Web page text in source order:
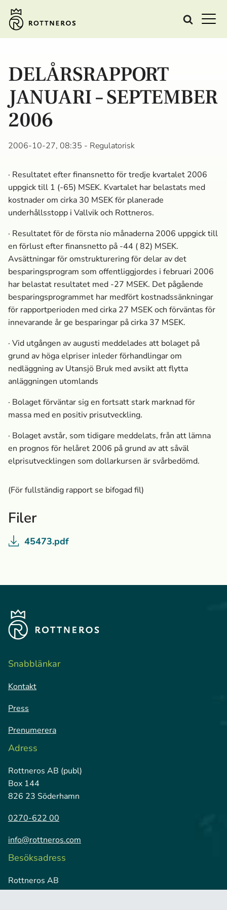
DELÅRSRAPPORT
JANUARI – SEPTEMBER
2006
2006-10-27, 08:35 - Regulatorisk
· Resultatet efter finansnetto för tredje kvartalet 2006
uppgick till 1 (-65) MSEK. Kvartalet har belastats med
kostnader om cirka 30 MSEK för planerade
underhållsstopp i Vallvik och Rottneros.
· Resultatet för de första nio månaderna 2006 uppgick till
en förlust efter finansnetto på -44 ( 82) MSEK.
Avsättningar för omstrukturering för delar av det
besparingsprogram som offentliggjordes i februari 2006
har belastat resultatet med -27 MSEK. Det pågående
besparingsprogrammet har medfört kostnadssänkningar
för rapportperioden med cirka 27 MSEK och förväntas för
innevarande år ge besparingar på cirka 37 MSEK.
· Vid utgången av augusti meddelades att bolaget på
grund av höga elpriser inleder förhandlingar om
nedläggning av Utansjö Bruk med avsikt att flytta
anläggningen utomlands
· Bolaget förväntar sig en fortsatt stark marknad för
massa­ med en positiv prisutveckling.
· Bolaget avstår, som tidigare meddelats, från att lämna
en prognos för helåret 2006 på grund av att såväl
elprisutvecklingen som dollarkursen är svårbedömd.
(För fullständig rapport se bifogad fil)
Filer
45473.pdf
Snabblänkar
Kontakt
Press
Prenumerera
Adress
Rottneros AB (publ)
Box 144
826 23 Söderhamn
0270-622 00
info@rottneros.com
Besöksadress
Rottneros AB
Vallviks Bruk